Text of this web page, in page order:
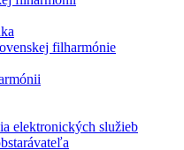
filharmónie
elektronických služieb